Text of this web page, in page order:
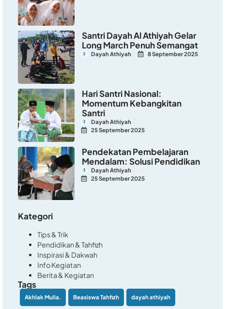
Santri Dayah Al Athiyah Gelar
Long March Penuh Semangat
Dayah Athiyah 8 September 2025
Hari Santri Nasional:
Momentum Kebangkitan
Santri
Dayah Athiyah
25 September 2025
Pendekatan Pembelajaran
Mendalam: Solusi Pendidikan
Dayah Athiyah
25 September 2025
Kategori
Tips & Trik
Pendidikan & Tahfizh
Inspirasi & Dakwah
Info Kegiatan
Berita & Kegiatan
Tags
Akhlak Mulia. Beasiswa Tahfizh dayah athiyah